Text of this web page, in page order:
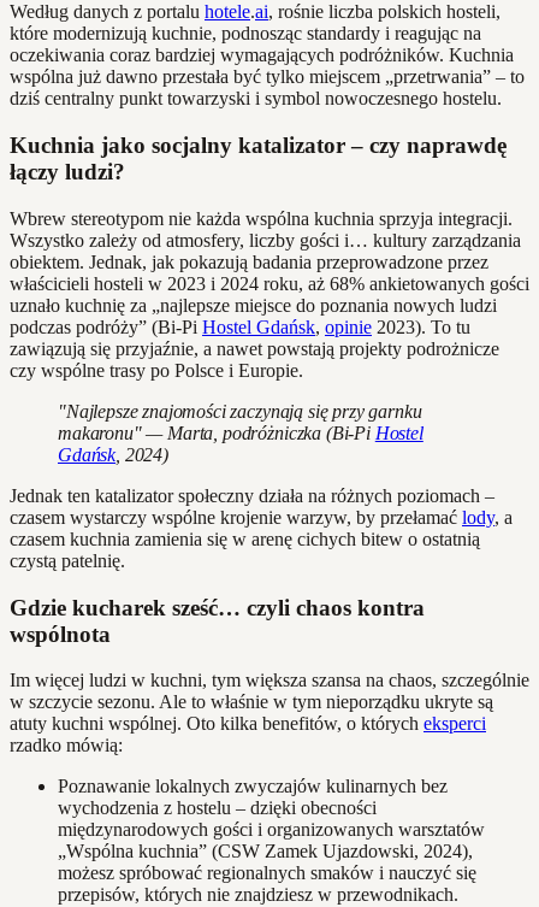
Według danych z portalu hotele.ai, rośnie liczba polskich hosteli,
które modernizują kuchnie, podnosząc standardy i reagując na
oczekiwania coraz bardziej wymagających podróżników. Kuchnia
wspólna już dawno przestała być tylko miejscem „przetrwania” – to
dziś centralny punkt towarzyski i symbol nowoczesnego hostelu.
Kuchnia jako socjalny katalizator – czy naprawdę
łączy ludzi?
Wbrew stereotypom nie każda wspólna kuchnia sprzyja integracji.
Wszystko zależy od atmosfery, liczby gości i… kultury zarządzania
obiektem. Jednak, jak pokazują badania przeprowadzone przez
właścicieli hosteli w 2023 i 2024 roku, aż 68% ankietowanych gości
uznało kuchnię za „najlepsze miejsce do poznania nowych ludzi
podczas podróży” (Bi-Pi Hostel Gdańsk, opinie 2023). To tu
zawiązują się przyjaźnie, a nawet powstają projekty podrożnicze
czy wspólne trasy po Polsce i Europie.
"Najlepsze znajomości zaczynają się przy garnku
makaronu" — Marta, podróżniczka (Bi-Pi Hostel
Gdańsk, 2024)
Jednak ten katalizator społeczny działa na różnych poziomach –
czasem wystarczy wspólne krojenie warzyw, by przełamać lody, a
czasem kuchnia zamienia się w arenę cichych bitew o ostatnią
czystą patelnię.
Gdzie kucharek sześć… czyli chaos kontra
wspólnota
Im więcej ludzi w kuchni, tym większa szansa na chaos, szczególnie
w szczycie sezonu. Ale to właśnie w tym nieporządku ukryte są
atuty kuchni wspólnej. Oto kilka benefitów, o których eksperci
rzadko mówią:
Poznawanie lokalnych zwyczajów kulinarnych bez
wychodzenia z hostelu – dzięki obecności
międzynarodowych gości i organizowanych warsztatów
„Wspólna kuchnia” (CSW Zamek Ujazdowski, 2024),
możesz spróbować regionalnych smaków i nauczyć się
przepisów, których nie znajdziesz w przewodnikach.